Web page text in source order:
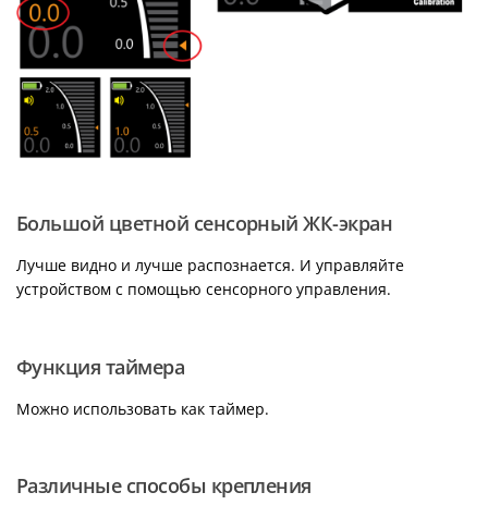
Большой цветной сенсорный ЖК-экран
Лучше видно и лучше распознается. И управляйте
устройством с помощью сенсорного управления.
Функция таймера
Можно использовать как таймер.
Различные способы крепления